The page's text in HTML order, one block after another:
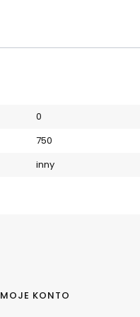
0
750
inny
MOJE KONTO